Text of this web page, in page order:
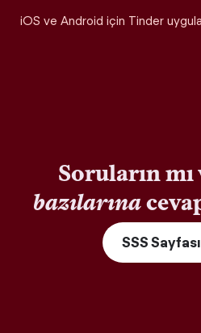
iOS ve Android için Tinder
Soruların
bazılarına
SSS